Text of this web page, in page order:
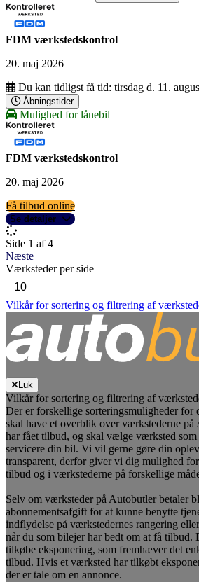
FDM værkstedskontrol
20. maj 2026
Du kan tidligst få tid: tirsdag d. 11.
Åbningstider
Mulighed for lånebil
FDM værkstedskontrol
20. maj 2026
Få tilbud online
Se detaljer
Side 1 af 4
Næste
Værksteder per side
Vilkår for sortering og filtrering af
Luk
Vilkår for sortering og filtrering af
Der er forskellige sorteringsmuligheder for
skal have et overblik over værkstederne på
har fået tilbud, og skal vælge værksted som
servicere din bil. Vi vil gerne gøre din
transparent, derfor giver vi dig mulighed
tilbud og i værkstederne på forskellige
Selv om værksteder på Autobutler betaler
abonnementsafgift for at kunne benytte
indflydelse på værkstedernes rangering
når du som bilejer har bedt om at få tilbud.
tilkøbe eksponering, som fremhæver det
tilbud. Hvis et værksted har tilkøbt
der er tale om en annonce.